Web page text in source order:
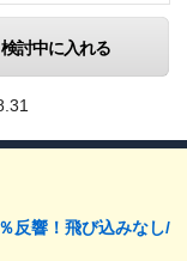
検討中に入れる
反響！飛び込みなし/